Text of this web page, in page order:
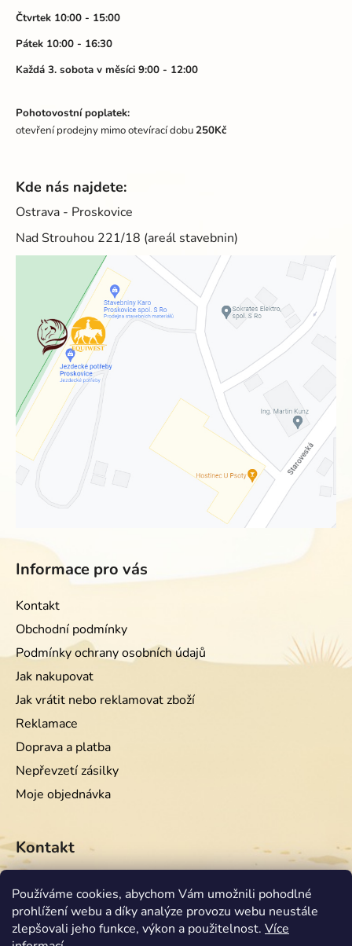
Používáme cookies, abychom Vám umožnili pohodlné
prohlížení webu a díky analýze provozu webu neustále
zlepšovali jeho funkce, výkon a použitelnost. Více
Čtvrtek 10:00 - 15:00
Pátek 10:00 - 16:30
Každá 3. sobota v měsíci 9:00 - 12:00
Pohotovostní poplatek:
otevření prodejny mimo otevírací dobu250Kč
Kde nás najdete:
Ostrava - Proskovice
Nad Strouhou 221/18 (areál stavebnin)
Informace pro vás
Kontakt
Obchodní podmínky
Podmínky ochrany osobních údajů
Jak nakupovat
Jak vrátit nebo reklamovat zboží
Reklamace
Doprava a platba
Nepřevzetí zásilky
Moje objednávka
Kontakt
info @equiwest.cz
+420724001554